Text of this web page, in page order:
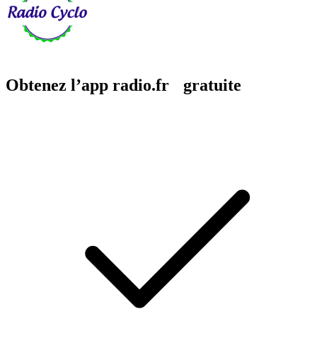
Obtenez l’app radio.fr gratuite